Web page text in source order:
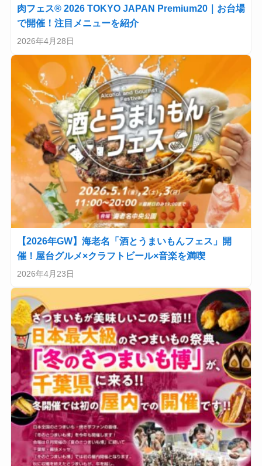
肉フェス® 2026 TOKYO JAPAN Premium20｜お台場
で開催！注目メニューを紹介
2026年4月28日
【2026年GW】海老名「酒とうまいもんフェス」開
催！屋台グルメ×クラフトビール×音楽を満喫
2026年4月23日